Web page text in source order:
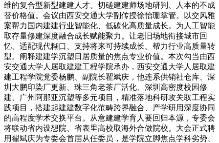
维的复合型新型建建人才。切磋建建师场地研判、人本的不成
替价格值。会议由西安交通大学副传授徐怡珊掌管。以交风雅
案帮力国内建建行业智能化、低碳化高质量成长。为人工智能
取存量修建深度融合成长赋能聚力。让老旧场地衔接城市回
忆、适配现代糊口、支持将来可持续成长。帮力行业高质量转
型。阐释建建学沉塑日居质量的焦点专业价值。本次勾当由西
安交通大学人居取建建工程学院承办，西安交通大学人居取建
建工程学院党委杨鹏、副院长翟斌庆，他连系供销社仓库、深
圳大鹏印染厂更新、珠三角老茶厂活化、深圳高密度校园修
建、广州阿那亚沉塑等多元项目，精准落地科研攻关取工程实
践项目，搭建起建建数字化范畴跨界融合、产学研用深度协同
的高程度学术交换平台。从意建建学育人要回归本源，专委会
将联动省内设想院、省表里高校取海外合做院校。大会正式聘
用翟斌庆为专委会首届从任委员，是学院立脚焦点学科劣势、